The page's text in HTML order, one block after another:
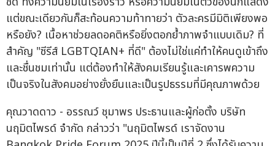
แต่ขณะเดียวกันก็สะท้อนความท้าทายว่า ตัวละครมีมิติเพียงพอ
หรือยัง? เนื้อหาช่วยลดอคติหรือยิ่งตอกย้ำภาพจำแบบเดิม? ที่
สำคัญ "ซีรีส์ LGBTQIAN+ ที่ดี" ต้องไม่ใช่แค่ทำให้คนดูเข้าถึง
และชื่นชมเท่านั้น แต่ต้องทำให้สังคมเรียนรู้และเคารพความ
เป็นจริงในสังคมอย่างยั่งยืนและเป็นรูปธรรมที่มีคุณภาพด้วย
คุณวาดดาว - อรรณว์ ชุมาพร ประธานและผู้ก่อตั้ง บริษัท
นฤมิตไพรด์ จำกัด กล่าวว่า "นฤมิตไพรด์ เราจัดงาน